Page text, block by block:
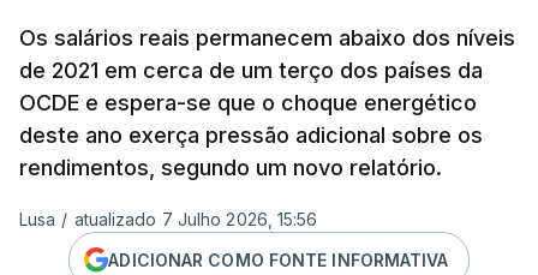
Os salários reais permanecem abaixo dos níveis
de 2021 em cerca de um terço dos países da
OCDE e espera-se que o choque energético
deste ano exerça pressão adicional sobre os
rendimentos, segundo um novo relatório.
Lusa / atualizado 7 Julho 2026, 15:56
ADICIONAR COMO FONTE INFORMATIVA